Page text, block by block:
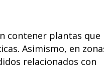
contener plantas que
Asimismo, en
relacionados con